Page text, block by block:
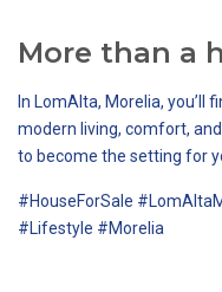
More than a
In LomAlta, Morelia, you’ll
modern living, comfort,
to become the setting for
#HouseForSale
#Lifestyle #Morelia